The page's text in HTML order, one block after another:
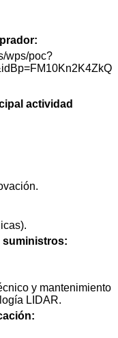
wps/poc?
actividad
suministros:
y mantenimiento
LIDAR.